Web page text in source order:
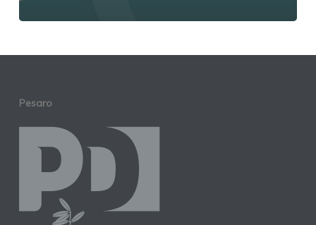
Pesaro